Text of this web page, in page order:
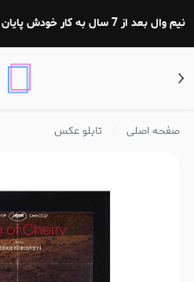
نیم وال بعد از 7 سال به کار خودش پایان داد به امید شروع به کار مجدد : )
صفحه اصلی تابلو عکس